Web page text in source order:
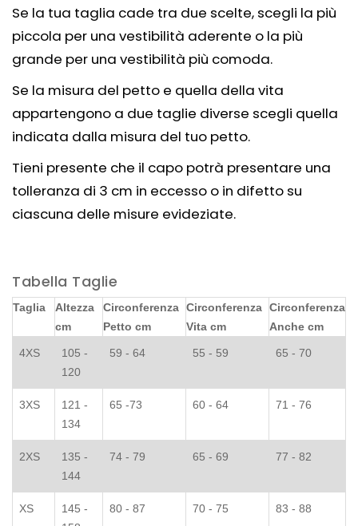
Se la tua taglia cade tra due scelte, scegli la più
piccola per una vestibilità aderente o la più
grande per una vestibilità più comoda.
Se la misura del petto e quella della vita
appartengono a due taglie diverse scegli quella
indicata dalla misura del tuo petto.
Tieni presente che il capo potrà presentare una
tolleranza di 3 cm in eccesso o in difetto su
ciascuna delle misure evideziate.
Tabella Taglie
Taglia
Altezza
cm
Circonferenza
Petto cm
Circonferenza
Vita cm
Circonferenza
Anche cm
4XS
105 -
120
59 - 64 55 - 59 65 - 70
3XS
121 -
134
65 -73 60 - 64 71 - 76
2XS
135 -
144
74 - 79 65 - 69 77 - 82
XS
145 -
80 - 87 70 - 75 83 - 88